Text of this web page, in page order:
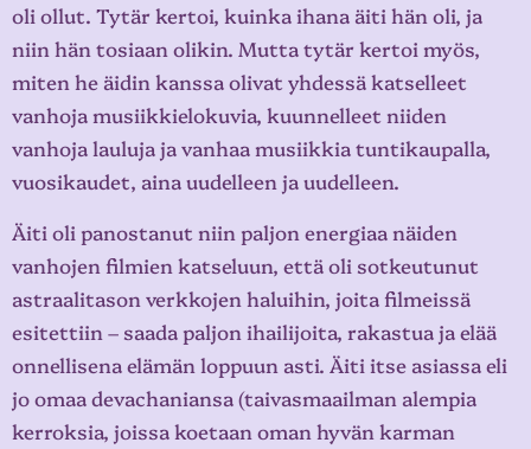
oli ollut. Tytär kertoi, kuinka ihana äiti hän oli, ja
niin hän tosiaan olikin. Mutta tytär kertoi myös,
miten he äidin kanssa olivat yhdessä katselleet
vanhoja musiikkielokuvia, kuunnelleet niiden
vanhoja lauluja ja vanhaa musiikkia tuntikaupalla,
vuosikaudet, aina uudelleen ja uudelleen.
Äiti oli panostanut niin paljon energiaa näiden
vanhojen filmien katseluun, että oli sotkeutunut
astraalitason verkkojen haluihin, joita filmeissä
esitettiin – saada paljon ihailijoita, rakastua ja elää
onnellisena elämän loppuun asti. Äiti itse asiassa eli
jo omaa devachaniansa (taivasmaailman alempia
kerroksia, joissa koetaan oman hyvän karman